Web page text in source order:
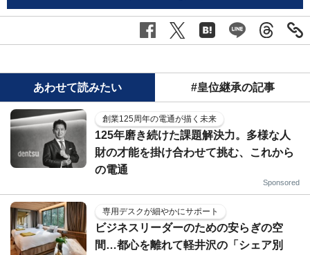
あわせて読みたい #皇位継承の記事
創業125周年の電通が描く未来
125年磨き続けた課題解決力。多様な人
財の才能を掛け合わせて挑む、これから
の電通
Sponsored
専用デスクが細やかにサポート
ビジネスリーダーのための安らぎの空
間…都心を離れて軽井沢の「シェア別